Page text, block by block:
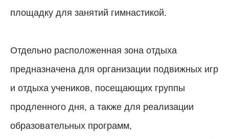
площадку для занятий гимнастикой.
Отдельно расположенная зона отдыха
предназначена для организации подвижных игр
и отдыха учеников, посещающих группы
продленного дня, а также для реализации
образовательных программ,